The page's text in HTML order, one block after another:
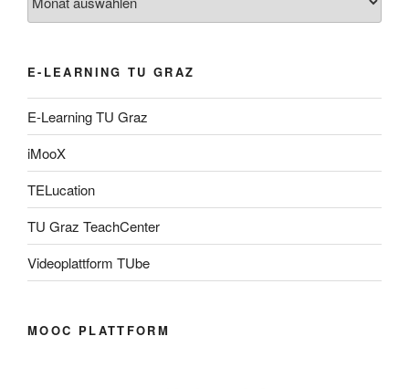
E-LEARNING TU GRAZ
E-Learning TU Graz
iMooX
TELucation
TU Graz TeachCenter
Videoplattform TUbe
MOOC PLATTFORM